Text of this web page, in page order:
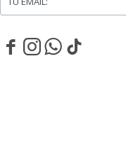
   